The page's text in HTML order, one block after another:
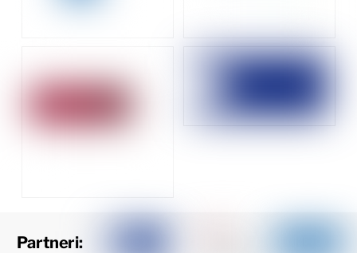
Partneri: